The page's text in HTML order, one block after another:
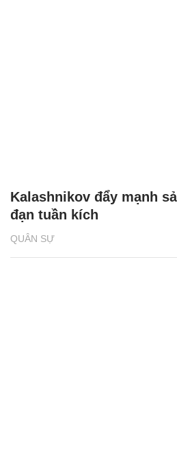
QUÂN SỰ
Kalashnikov đẩy mạnh
đạn tuần kích